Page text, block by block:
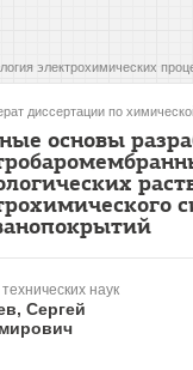
электрохимических
диссертации по
основы
наук
Сергей